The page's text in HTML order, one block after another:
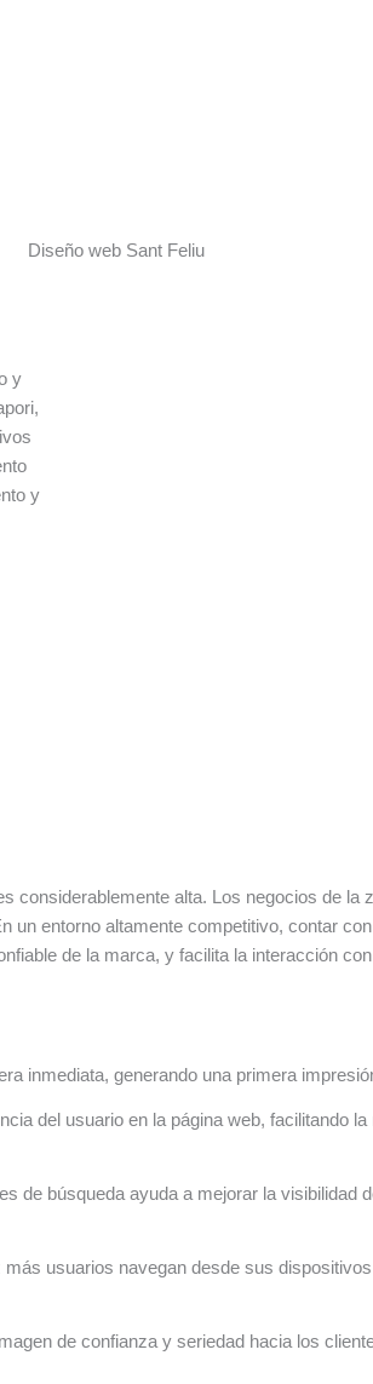
Diseño web Sant Feliu
y
y
considerablemente alta. Los negocios de la
entorno altamente competitivo, contar
de la marca, y facilita la interacción
inmediata, generando una primera
del usuario en la página web, facilitando
de búsqueda ayuda a mejorar la visibilidad
usuarios navegan desde sus
de confianza y seriedad hacia los